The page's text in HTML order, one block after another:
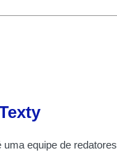
uma equipe de redatores